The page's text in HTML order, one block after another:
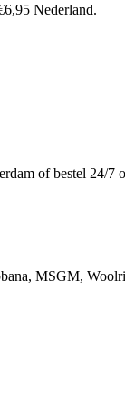
Nederland.
of bestel 24/7
MSGM,